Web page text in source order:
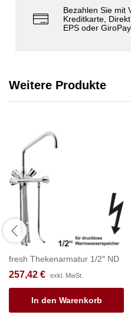
Bezahlen Sie mit
Kreditkarte,
EPS oder GiroPay
Weitere Produkte
fresh Thekenarmatur 1/2″ ND
257,42 € exkl. MwSt.
In den Warenkorb